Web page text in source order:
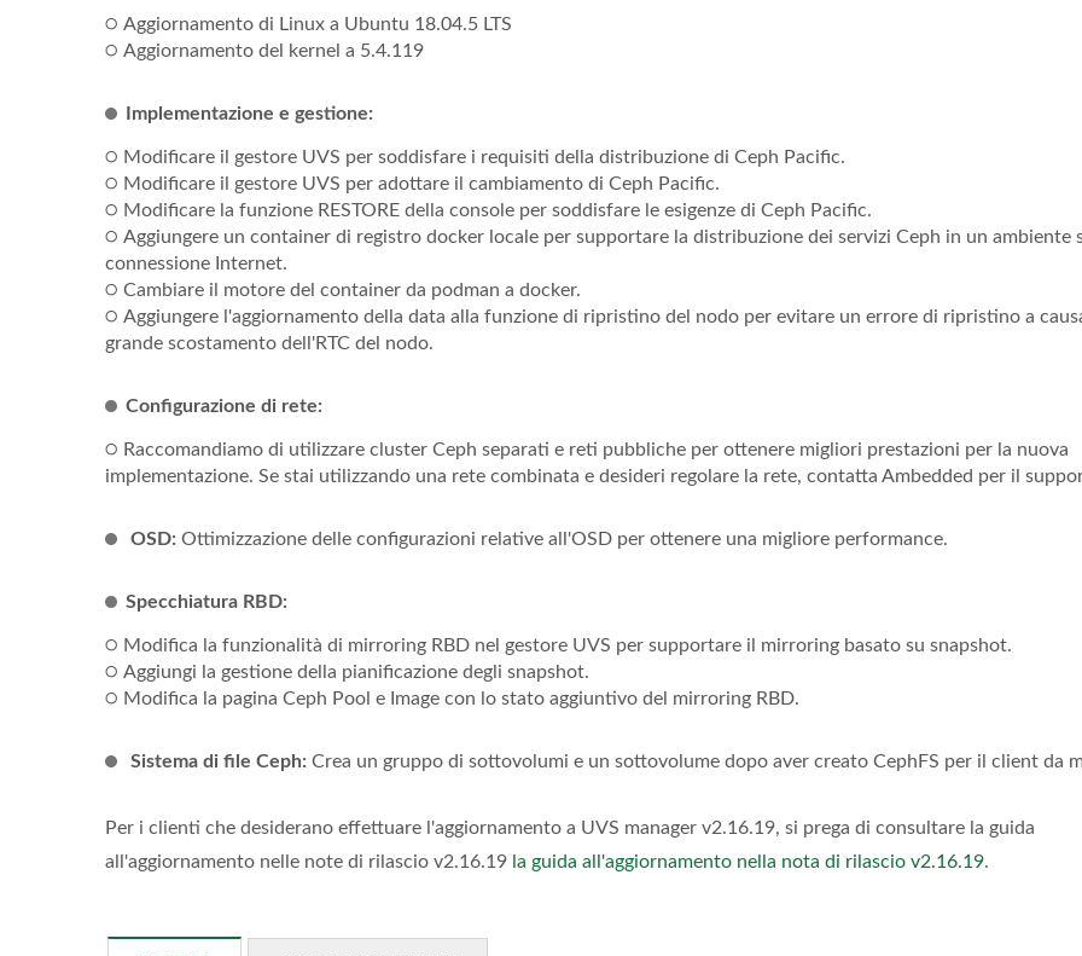
੦ Aggiornamento di Linux a Ubuntu 18.04.5 LTS
੦ Aggiornamento del kernel a 5.4.119
Implementazione e gestione:
੦ Modificare il gestore UVS per soddisfare i requisiti della distribuzione di Ceph Pacific.
੦ Modificare il gestore UVS per adottare il cambiamento di Ceph Pacific.
੦ Modificare la funzione RESTORE della console per soddisfare le esigenze di Ceph Pacific.
੦ Aggiungere un container di registro docker locale per supportare la distribuzione dei servizi Ceph in un ambiente
connessione Internet.
੦ Cambiare il motore del container da podman a docker.
੦ Aggiungere l'aggiornamento della data alla funzione di ripristino del nodo per evitare un errore di ripristino a
grande scostamento dell'RTC del nodo.
Configurazione di rete:
੦ Raccomandiamo di utilizzare cluster Ceph separati e reti pubbliche per ottenere migliori prestazioni per la nuova
implementazione. Se stai utilizzando una rete combinata e desideri regolare la rete, contatta Ambedded per il
OSD: Ottimizzazione delle configurazioni relative all'OSD per ottenere una migliore performance.
Specchiatura RBD:
੦ Modifica la funzionalità di mirroring RBD nel gestore UVS per supportare il mirroring basato su snapshot.
੦ Aggiungi la gestione della pianificazione degli snapshot.
੦ Modifica la pagina Ceph Pool e Image con lo stato aggiuntivo del mirroring RBD.
Sistema di file Ceph: Crea un gruppo di sottovolumi e un sottovolume dopo aver creato CephFS per il client da
Per i clienti che desiderano effettuare l'aggiornamento a UVS manager v2.16.19, si prega di consultare la guida
all'aggiornamento nelle note di rilascio v2.16.19 la guida all'aggiornamento nella nota di rilascio v2.16.19.